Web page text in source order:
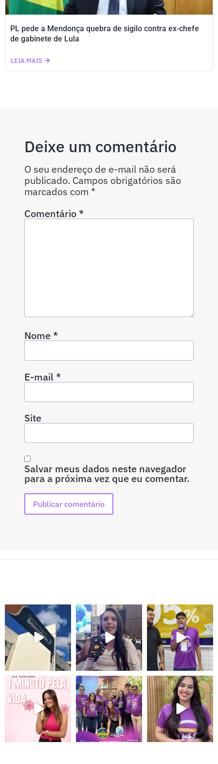
PL pede a Mendonça quebra de sigilo contra ex-chefe
de gabinete de Lula
LEIA MAIS
Deixe um comentário
O seu endereço de e-mail não será
publicado. Campos obrigatórios são
marcados com *
Comentário*
Nome*
E-mail*
Site
Salvar meus dados neste navegador
para a próxima vez que eu comentar.